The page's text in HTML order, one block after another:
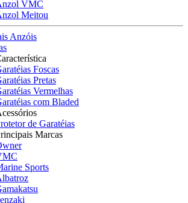
VMC
Meitou
Anzóis
Foscas
Pretas
Vermelhas
com Bladed
de Garatéias
Marcas
Sports